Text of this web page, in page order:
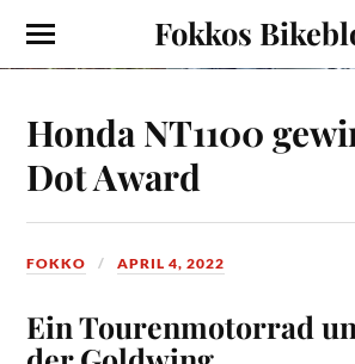
Fokkos
Honda NT1100
Dot Award
FOKKO APRIL 4, 2022
Ein Tourenmotorrad